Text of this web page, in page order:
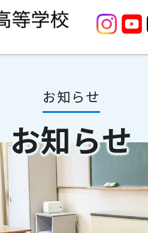
お知らせ
お知らせ